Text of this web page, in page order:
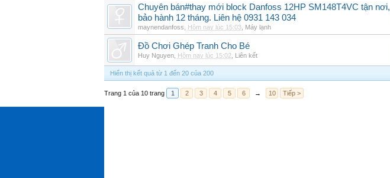
Chuyên bán#thay mới block Danfoss 12HP SM148T4VC tận nơi,
bảo hành 12 tháng. Liên hệ 0931 143 034
maynendanfoss Hôm nay lúc 15:03 Máy lạnh
Đồ Chơi Ghép Tranh Cho Bé
Huy Nguyen Hôm nay lúc 15:02 Liên kết
Hiển thị kết quả từ 1 đến 20 của 200
Trang 1 của 10 trang 1 2 3 4 5 6 → 10 Tiếp >